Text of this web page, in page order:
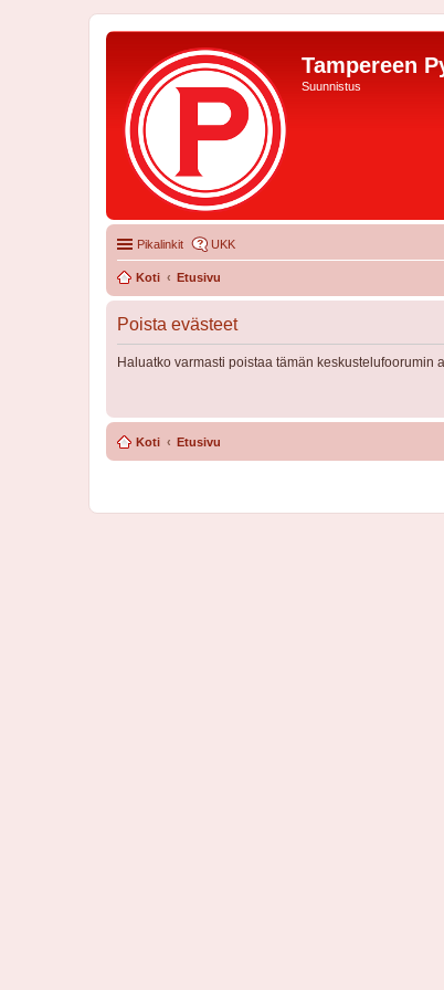
Tampereen
Suunnistus
Pikalinkit UKK
Koti Etusivu
Poista evästeet
Haluatko varmasti poistaa tämän keskustelufoorumin
Koti Etusivu